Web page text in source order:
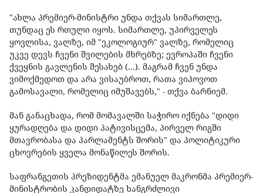
"ახლა პრემიერ-მინისტრი უნდა თქვას სიმართლე,
თუნდაც ეს რთული იყოს. სიმართლე, უპირველეს
ყოვლისა, ვალზე, იმ "ეკოლოგიურ" ვალზე, რომელიც
უკვე დევს ჩვენი შვილების მხრებზე; ევროპაში ჩვენი
ქვეყნის გავლენის შესახებ (...). მაგრამ ჩვენ უნდა
ვიმოქმედოთ და არა ვისაუბროთ, რათა ვიპოვოთ
გამოსავალი, რომელიც იმუშავებს," - თქვა ბარნიემ.
მან განაცხადა, რომ მომავალში საჭირო იქნება "დიდი
ყურადღება და დიდი პატივისცემა, პირველ რიგში
მთავრობასა და პარლამენტს შორის" და პოლიტიკური
ცხოვრების ყველა მონაწილეს შორის.
საფრანგეთის პრეზიდენტმა ემანუელ მაკრონმა პრემიერ-
მინისტრობის კანდიდატზე ხანგრძლივი